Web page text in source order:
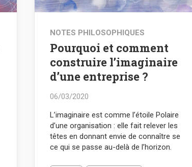
NOTES PHILOSOPHIQUES
Pourquoi et comment
construire l’imaginaire
d’une entreprise ?
06/03/2020
L’imaginaire est comme l’étoile Polaire
d’une organisation : elle fait relever les
têtes en donnant envie de connaître se
ce qui se passe au-delà de l’horizon.